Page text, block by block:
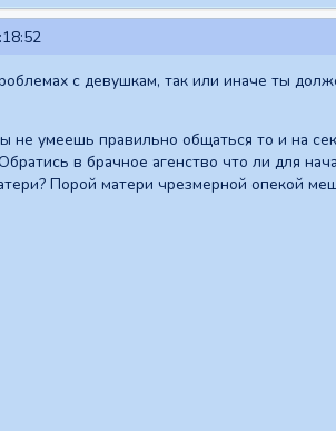
с девушкам, так или иначе ты
не умеешь правильно общаться то и на
в брачное агенство что ли для
Порой матери чрезмерной опекой